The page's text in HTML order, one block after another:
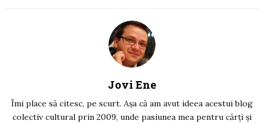
Jovi Ene
Îmi place să citesc, pe scurt. Așa că am avut ideea acestui blog
colectiv cultural prin 2009, unde pasiunea mea pentru cărți și